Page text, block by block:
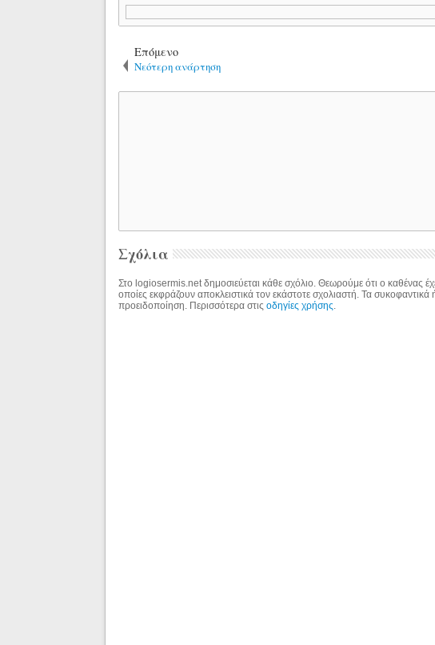
Επόμενο
Νεότερη ανάρτηση
Σχόλια
Στο logiosermis.net δημοσιεύεται κάθε σχόλιο. Θεωρούμε ότι ο καθένας
οποίες εκφράζουν αποκλειστικά τον εκάστοτε σχολιαστή. Τα συκοφαντικά
προειδοποίηση. Περισσότερα στιςοδηγίες χρήσης.